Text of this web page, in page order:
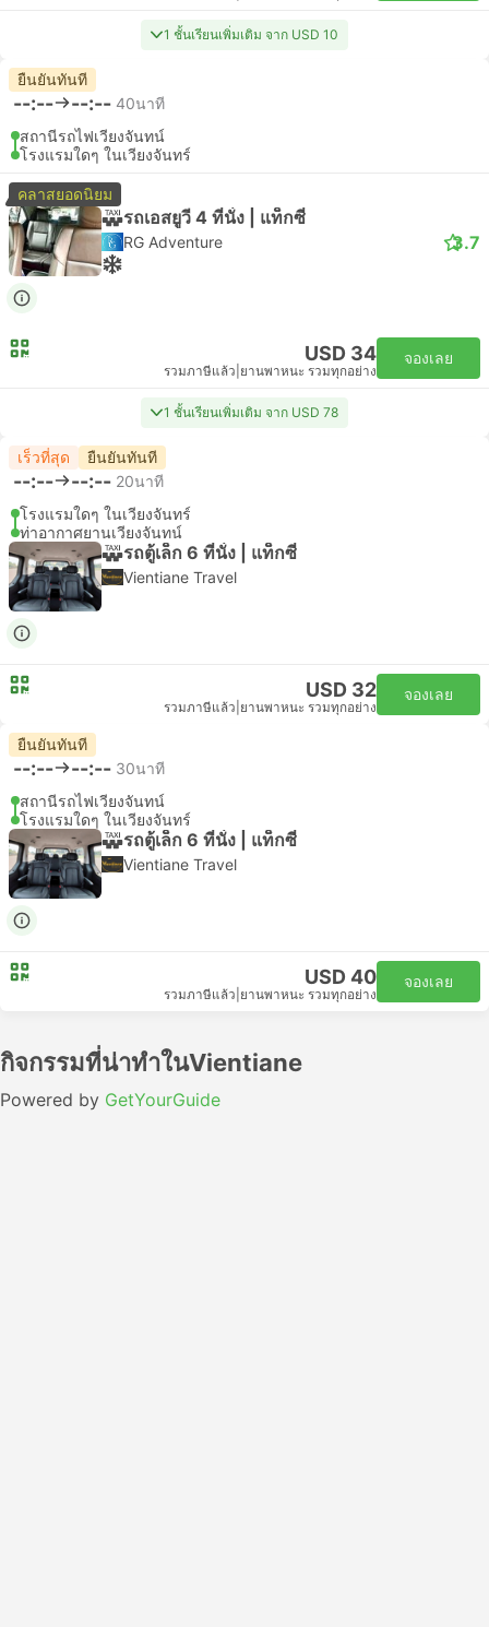
1 ชั้นเรียนเพิ่มเติม จาก USD 10
ยืนยันทันที
--:-- --:-- 40นาที
สถานีรถไฟเวียงจันทน์
โรงแรมใดๆ ในเวียงจันทร์
คลาสยอดนิยม
รถเอสยูวี 4 ที่นั่ง | แท็กซี่
RG Adventure 3.7
USD 34
รวมภาษีแล้ว ยานพาหนะ รวมทุกอย่าง
จองเลย
1 ชั้นเรียนเพิ่มเติม จาก USD 78
เร็วที่สุด ยืนยันทันที
--:-- --:-- 20นาที
โรงแรมใดๆ ในเวียงจันทร์
ท่าอากาศยานเวียงจันทน์
รถตู้เล็ก 6 ที่นั่ง | แท็กซี่
Vientiane Travel
USD 32
รวมภาษีแล้ว ยานพาหนะ รวมทุกอย่าง
จองเลย
ยืนยันทันที
--:-- --:-- 30นาที
สถานีรถไฟเวียงจันทน์
โรงแรมใดๆ ในเวียงจันทร์
รถตู้เล็ก 6 ที่นั่ง | แท็กซี่
Vientiane Travel
USD 40
รวมภาษีแล้ว ยานพาหนะ รวมทุกอย่าง
จองเลย
กิจกรรมที่น่าทำในVientiane
Powered by GetYourGuide